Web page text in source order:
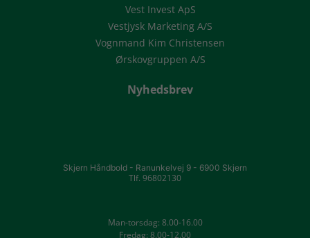
Vest Invest ApS
Vestjysk Marketing A/S
Vognmand Kim Christensen
Ørskovgruppen A/S
Nyhedsbrev
Skjern Håndbold - Ranunkelvej 9 - 6900 Skjern
Tlf. 96802130
Man-torsdag: 8.00-16.00
Fredag: 8.00-12.00